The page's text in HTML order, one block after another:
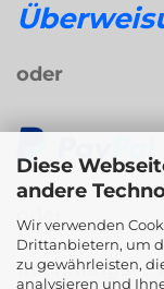
Diese
andere
Wir verwenden
Drittanbietern, um
zu gewährleisten,
analysieren und
oder
oder
Rechnungs- /